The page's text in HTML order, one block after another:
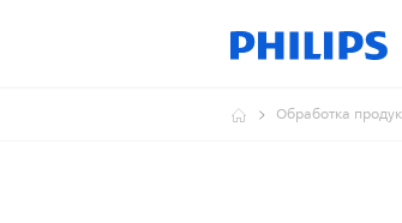
Обработка